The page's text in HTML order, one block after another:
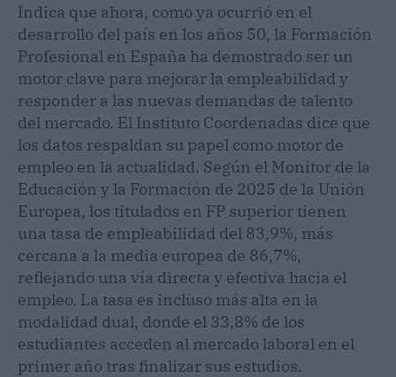
Indica que ahora, como ya ocurrió en el
desarrollo del país en los años 50, la Formación
Profesional en España ha demostrado ser un
motor clave para mejorar la empleabilidad y
responder a las nuevas demandas de talento
del mercado. El Instituto Coordenadas dice que
los datos respaldan su papel como motor de
empleo en la actualidad. Según el Monitor de la
Educación y la Formación de 2025 de la Unión
Europea, los titulados en FP superior tienen
una tasa de empleabilidad del 83,9%, más
cercana a la media europea de 86,7%,
reflejando una vía directa y efectiva hacia el
empleo. La tasa es incluso más alta en la
modalidad dual, donde el 33,8% de los
estudiantes acceden al mercado laboral en el
primer año tras finalizar sus estudios.